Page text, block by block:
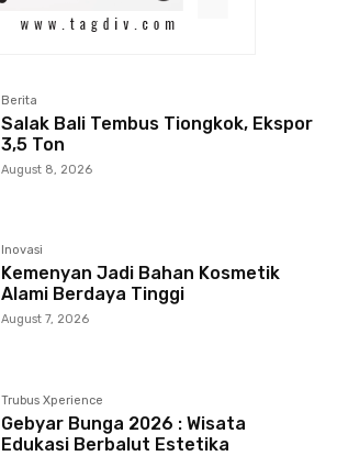
Berita
Salak Bali Tembus Tiongkok, Ekspor
3,5 Ton
August 8, 2026
Inovasi
Kemenyan Jadi Bahan Kosmetik
Alami Berdaya Tinggi
August 7, 2026
Trubus Xperience
Gebyar Bunga 2026 : Wisata
Edukasi Berbalut Estetika